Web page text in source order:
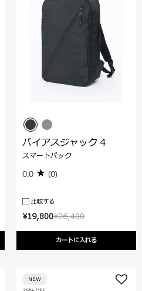
¥26,400
¥19,800
カートに入れる
バイアスジャック 4
スマートパック
0.0 (0)
比較する
NEW